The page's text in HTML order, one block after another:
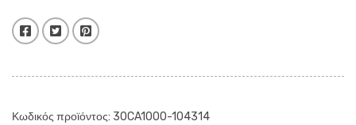
Facebook Twitter Pinterest
Κωδικός προϊόντος: 30CA1000-104314